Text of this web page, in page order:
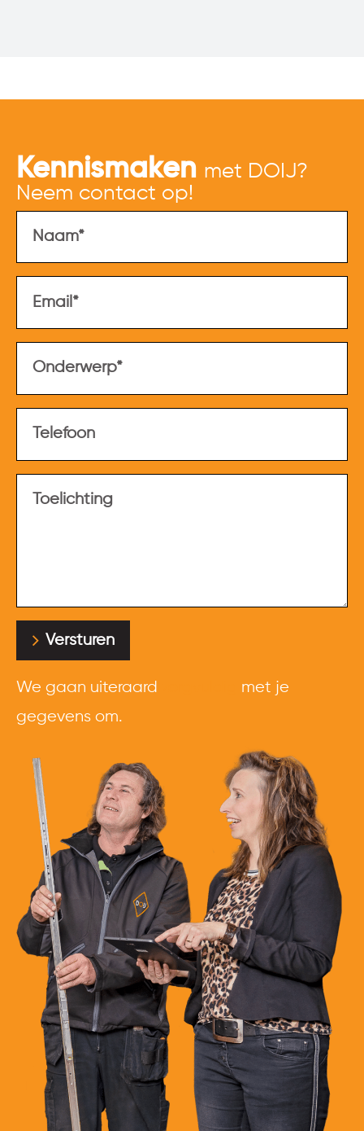
Kennismaken met DOIJ?
Neem contact op!
Versturen
We gaan uiteraard
met je
gegevens om.